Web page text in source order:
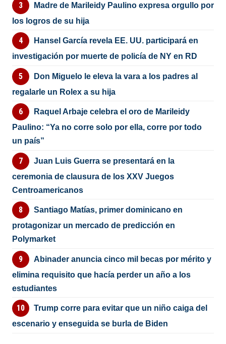
Madre de Marileidy Paulino expresa orgullo por
los logros de su hija
Hansel García revela EE. UU. participará en
investigación por muerte de policía de NY en RD
Don Miguelo le eleva la vara a los padres al
regalarle un Rolex a su hija
Raquel Arbaje celebra el oro de Marileidy
Paulino: “Ya no corre solo por ella, corre por todo
un país”
Juan Luis Guerra se presentará en la
ceremonia de clausura de los XXV Juegos
Centroamericanos
Santiago Matías, primer dominicano en
protagonizar un mercado de predicción en
Polymarket
Abinader anuncia cinco mil becas por mérito y
elimina requisito que hacía perder un año a los
estudiantes
Trump corre para evitar que un niño caiga del
escenario y enseguida se burla de Biden